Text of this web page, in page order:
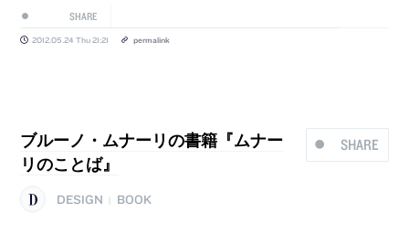
SHARE
2012.05.24 Thu 21:21 permalink
SHARE
ブルーノ・ムナーリの書籍『ムナー
リのことば』
DESIGN BOOK